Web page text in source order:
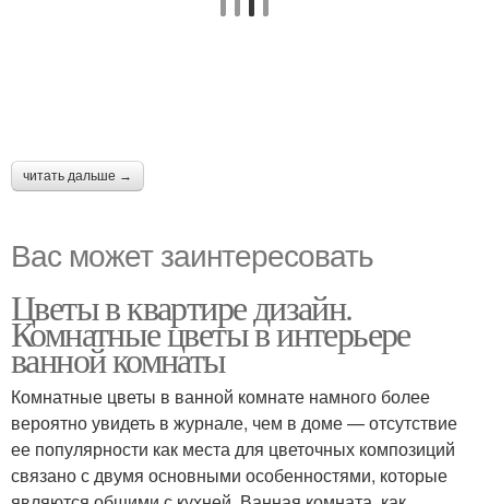
читать дальше →
Вас может заинтересовать
Цветы в квартире дизайн.
Комнатные цветы в интерьере
ванной комнаты
Комнатные цветы в ванной комнате намного более
вероятно увидеть в журнале, чем в доме — отсутствие
ее популярности как места для цветочных композиций
связано с двумя основными особенностями, которые